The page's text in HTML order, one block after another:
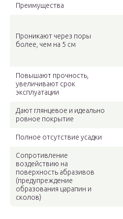
Преимущества
Проникают через поры
более, чем на 5 см
Повышают прочность,
увеличивают срок
эксплуатации
Дают глянцевое и идеально
ровное покрытие
Полное отсутствие усадки
Сопротивление
воздействию на
поверхность абразивов
(предупреждение
образования царапин и
сколов)